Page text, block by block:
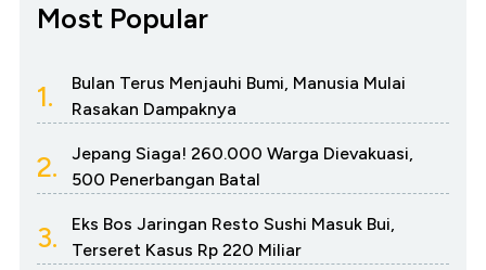
Most Popular
1.
Bulan Terus Menjauhi Bumi, Manusia Mulai
Rasakan Dampaknya
2.
Jepang Siaga! 260.000 Warga Dievakuasi,
500 Penerbangan Batal
3.
Eks Bos Jaringan Resto Sushi Masuk Bui,
Terseret Kasus Rp 220 Miliar